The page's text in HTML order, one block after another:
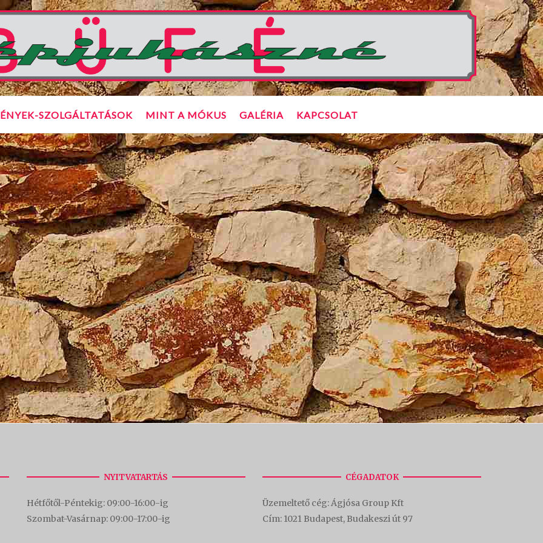
SZOLGÁLTATÁSOK MINT A MÓKUS GALÉRIA KAPCSOLAT
NYITVATARTÁS
Hétfőtől-Péntekig: 09:00-16:00-ig
Szombat-Vasárnap: 09:00-17:00-ig
CÉGADATOK
Üzemeltető cég: Ágjósa Group Kft
Cím: 1021 Budapest, Budakeszi út 97